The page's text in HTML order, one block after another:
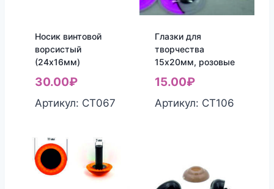
Носик винтовой
ворсистый
(24х16мм)
30.00₽
Артикул: СТ067
Глазки для
творчества
15х20мм, розовые
15.00₽
Артикул: СТ106